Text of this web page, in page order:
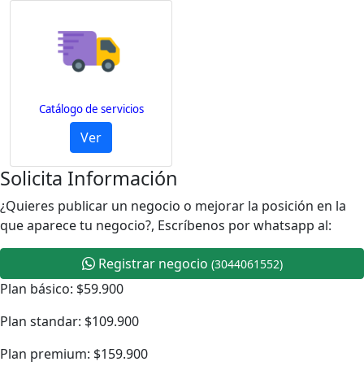
Catálogo de servicios
Ver
Solicita Información
¿Quieres publicar un negocio o mejorar la posición en la
que aparece tu negocio?, Escríbenos por whatsapp al:
Registrar negocio (3044061552)
Plan básico: $59.900
Plan standar: $109.900
Plan premium: $159.900